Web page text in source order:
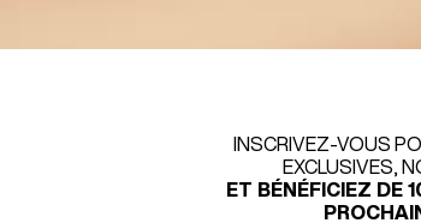
INSCRIVEZ-VOUS
EXCLUSIVES,
ET BÉNÉFICIEZ DE